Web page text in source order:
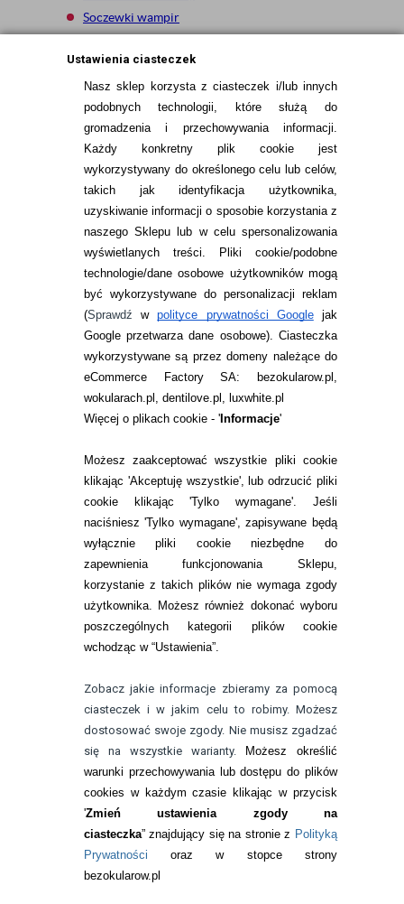
Ustawienia ciasteczek
Nasz sklep korzysta z ciasteczek i/lub innych
podobnych technologii, które służą do
gromadzenia i przechowywania informacji.
Każdy konkretny plik cookie jest
wykorzystywany do określonego celu lub celów,
takich jak identyfikacja użytkownika,
uzyskiwanie informacji o sposobie korzystania z
naszego Sklepu lub w celu spersonalizowania
wyświetlanych treści.
Pliki cookie/podobne
technologie/dane osobowe użytkowników mogą
być wykorzystywane do personalizacji reklam
(Sprawdźwpolityce prywatności Googlejak
Google przetwarza dane osobowe). Ciasteczka
wykorzystywane są przez domeny należące do
eCommerce Factory SA: bezokularow.pl,
wokularach.pl, dentilove.pl, luxwhite.pl
Więcej o plikach cookie - 'Informacje'
Możesz zaakceptować wszystkie pliki cookie
klikając 'Akceptuję wszystkie', lub odrzucić pliki
cookie klikając 'Tylko wymagane'. Jeśli
naciśniesz 'Tylko wymagane', zapisywane będą
wyłącznie pliki cookie niezbędne do
zapewnienia funkcjonowania Sklepu,
korzystanie z takich plików nie wymaga zgody
użytkownika. Możesz również dokonać wyboru
poszczególnych kategorii plików cookie
wchodząc w “Ustawienia”.
Zobacz jakie informacje zbieramy za pomocą
ciasteczek i w jakim celu to robimy. Możesz
dostosować swoje zgody. Nie musisz zgadzać
się na wszystkie warianty.
Możesz określić
warunki przechowywania lub dostępu do plików
cookies w każdym czasie klikając w przycisk
'Zmień ustawienia zgody na
ciasteczka” znajdujący się na stronie z Polityką
Prywatności oraz w stopce strony
bezokularow.pl
Soczewki wampir
Sortuj po:
INFORMACJE KONTAKTOWE
JAK ZAMAWIAĆ?
ZWROTY I REKLAMACJA
WARUNKI ZAKUPÓW
RANKINGI SOCZEWEK
SOCZEWKI KOLOROWE
Zwrot (odstąpienie od umowy)
ZMIEŃ USTAWIENIA ZGODY NA CIASTECZKA
KONTAKT
telefon:
22 113 44 42
telefon:
732 08 08 72
kontakt@bezokularow.pl